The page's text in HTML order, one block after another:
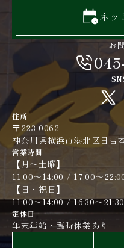
ネッ
お
住所
〒223-0062
神奈川県横浜市港北区日吉
営業時間
【月〜土曜】
11:00～14:00 / 17:00～
【日・祝日】
11:00～14:00 / 16:30～
定休日
年末年始・臨時休業あり